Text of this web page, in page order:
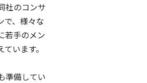
社のコンサ
で、様々な
若手のメン
います。
準備してい